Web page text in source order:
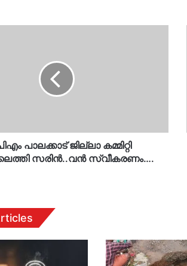
പാലക്കാട് ജില്ലാ കമ്മിറ്റി
സരിൻ..വൻ സ്വീകരണം….